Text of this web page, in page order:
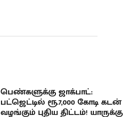
பெண்களுக்கு ஜாக்பாட்:
பட்ஜெட்டில் ரூ.7,000 கோடி கடன்
வழங்கும் புதிய திட்டம்! யாருக்கு